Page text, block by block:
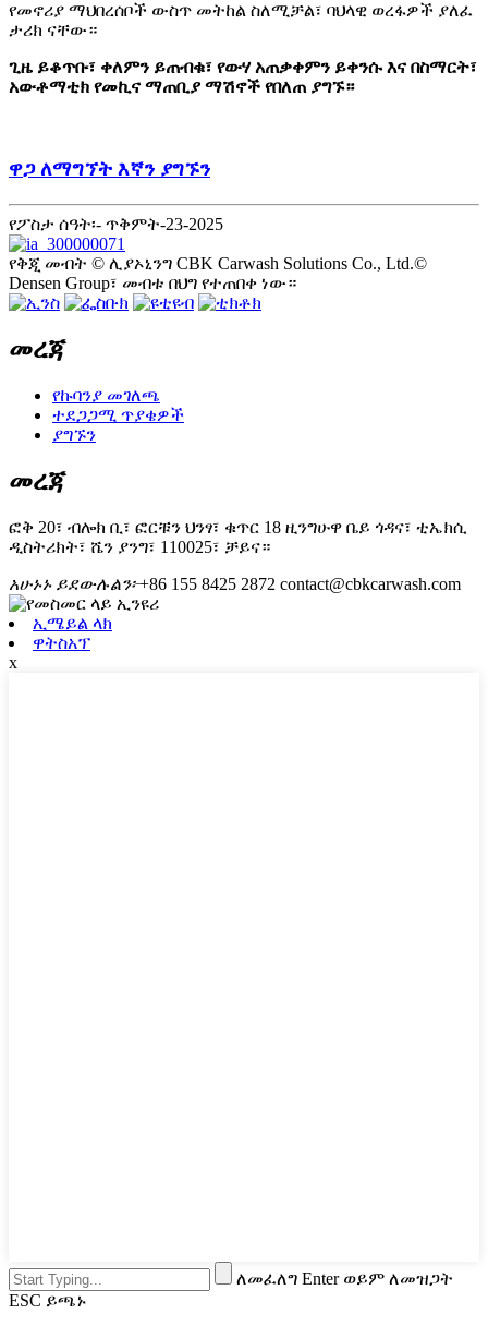
የመኖሪያ ማህበረሰቦች ውስጥ መትከል ስለሚቻል፣ ባህላዊ ወረፋዎች ያለፈ
ታሪክ ናቸው።
ጊዜ ይቆጥቡ፣ ቀለምን ይጠብቁ፣ የውሃ አጠቃቀምን ይቀንሱ እና በስማርት፣
አውቶማቲክ የመኪና ማጠቢያ ማሽኖች የበለጠ ያግኙ።
ዋጋ ለማግኘት እኛን ያግኙን
የፖስታ ሰዓት፡- ጥቅምት-23-2025
የቅጂ መብት © ሊያኦኒንግ CBK Carwash Solutions Co., Ltd.©
Densen Group፣ መብቱ በህግ የተጠበቀ ነው።
መረጃ
የኩባንያ መገለጫ
ተደጋጋሚ ጥያቄዎች
ያግኙን
መረጃ
ፎቅ 20፣ ብሎክ ቢ፣ ፎርቹን ህንፃ፣ ቁጥር 18 ዚንግሁዋ ቤይ ጎዳና፣ ቲኤክሲ
ዲስትሪክት፣ ሼን ያንግ፣ 110025፣ ቻይና።
አሁኑኑ ይደውሉልን፦+86 155 8425 2872 contact@cbkcarwash.com
ኢሜይል ላክ
ዋትስአፕ
x
ለመፈለግ Enter ወይም ለመዝጋት
ESC ይጫኑ